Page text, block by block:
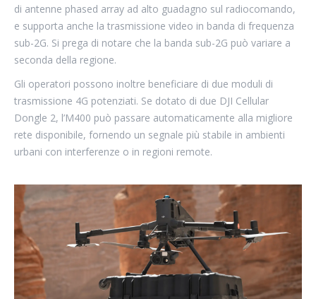
di antenne phased array ad alto guadagno sul radiocomando,
e supporta anche la trasmissione video in banda di frequenza
sub-2G. Si prega di notare che la banda sub-2G può variare a
seconda della regione.
Gli operatori possono inoltre beneficiare di due moduli di
trasmissione 4G potenziati. Se dotato di due DJI Cellular
Dongle 2, l’M400 può passare automaticamente alla migliore
rete disponibile, fornendo un segnale più stabile in ambienti
urbani con interferenze o in regioni remote.